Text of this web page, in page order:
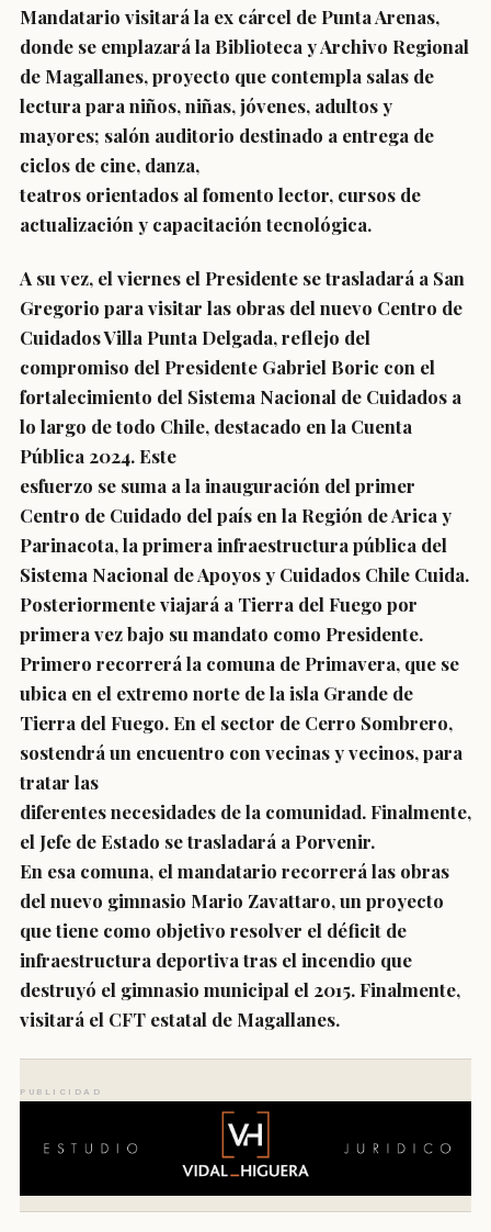
Mandatario visitará la ex cárcel de Punta Arenas,
donde se emplazará la Biblioteca y Archivo Regional
de Magallanes, proyecto que contempla salas de
lectura para niños, niñas, jóvenes, adultos y
mayores; salón auditorio destinado a entrega de
ciclos de cine, danza,
teatros orientados al fomento lector, cursos de
actualización y capacitación tecnológica.
A su vez, el viernes el Presidente se trasladará a San
Gregorio para visitar las obras del nuevo Centro de
Cuidados Villa Punta Delgada, reflejo del
compromiso del Presidente Gabriel Boric con el
fortalecimiento del Sistema Nacional de Cuidados a
lo largo de todo Chile, destacado en la Cuenta
Pública 2024. Este
esfuerzo se suma a la inauguración del primer
Centro de Cuidado del país en la Región de Arica y
Parinacota, la primera infraestructura pública del
Sistema Nacional de Apoyos y Cuidados Chile Cuida.
Posteriormente viajará a Tierra del Fuego por
primera vez bajo su mandato como Presidente.
Primero recorrerá la comuna de Primavera, que se
ubica en el extremo norte de la isla Grande de
Tierra del Fuego. En el sector de Cerro Sombrero,
sostendrá un encuentro con vecinas y vecinos, para
tratar las
diferentes necesidades de la comunidad. Finalmente,
el Jefe de Estado se trasladará a Porvenir.
En esa comuna, el mandatario recorrerá las obras
del nuevo gimnasio Mario Zavattaro, un proyecto
que tiene como objetivo resolver el déficit de
infraestructura deportiva tras el incendio que
destruyó el gimnasio municipal el 2015. Finalmente,
visitará el CFT estatal de Magallanes.
PUBLICIDAD